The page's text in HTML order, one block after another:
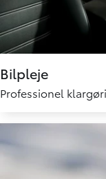
Bilpleje
Professionel